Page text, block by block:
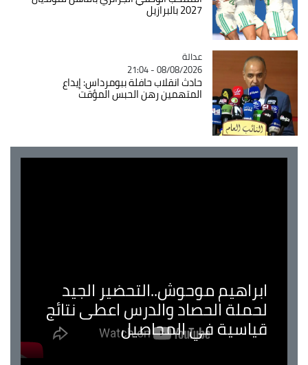
2027 بالبرازيل
Catégorie
عدالة
08/08/2026 - 21:04
حادث انقلاب حافلة ببومرداس: إيداع
المتهمين رهن الحبس المؤقت
ابراهيم موحوش..التحضير الجيد
لحملة الحصاد والدرس اعطى نتائج
قياسية في المحاصيل